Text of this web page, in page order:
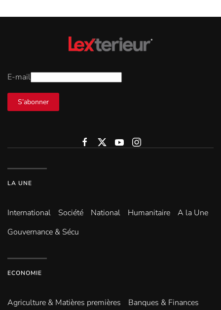
E-mail
S’abonner
LA UNE
International Société National Humanitaire
A la Une
Gouvernance & Sécu
ECONOMIE
Agriculture & Matières premières
Banques & Finances